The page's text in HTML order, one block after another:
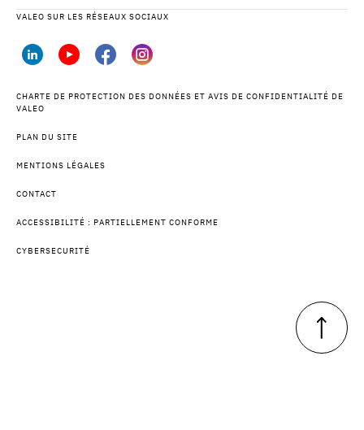
VALEO SUR LES RÉSEAUX SOCIAUX
CHARTE DE PROTECTION DES DONNÉES ET AVIS DE CONFIDENTIALITÉ DE
VALEO
PLAN DU SITE
MENTIONS LÉGALES
CONTACT
ACCESSIBILITÉ : PARTIELLEMENT CONFORME
CYBERSECURITÉ